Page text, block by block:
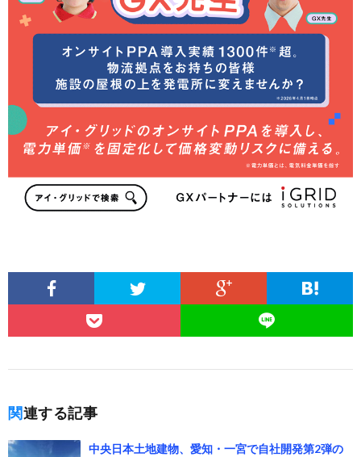
関連する記事
中央日本土地建物、愛知・一宮で自社開発第2弾の